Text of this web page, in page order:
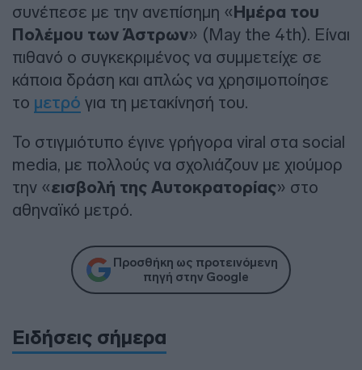
συνέπεσε με την ανεπίσημη « Ημέρα του
Πολέμου των Άστρων» (May the 4th). Είναι
πιθανό ο συγκεκριμένος να συμμετείχε σε
κάποια δράση και απλώς να χρησιμοποίησε
το μετρό για τη μετακίνησή του.
Το στιγμιότυπο έγινε γρήγορα viral στα social
media, με πολλούς να σχολιάζουν με χιούμορ
την «εισβολή της Αυτοκρατορίας» στο
αθηναϊκό μετρό.
Προσθήκη ως προτεινόμενη
πηγή στην Google
Ειδήσεις σήμερα